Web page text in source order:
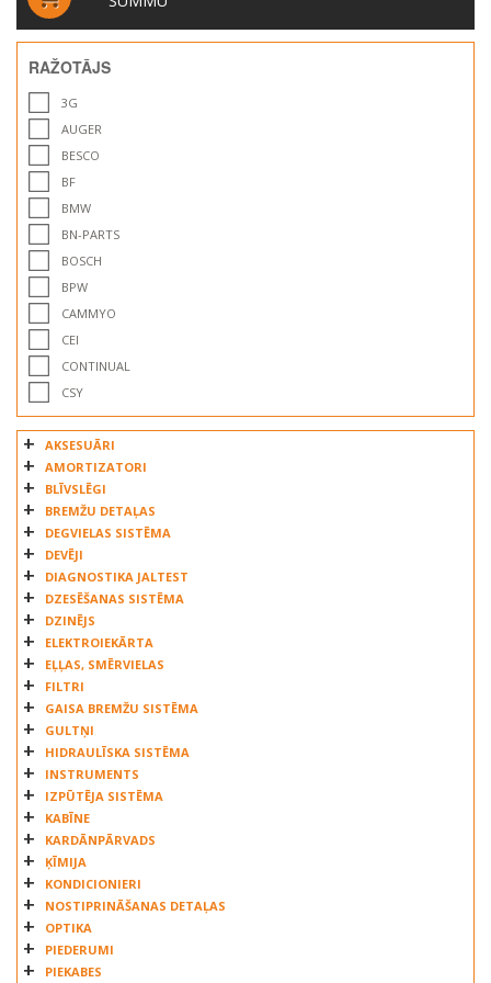
RAŽOTĀJS
3G
AUGER
BESCO
BF
BMW
BN-PARTS
BOSCH
BPW
CAMMYO
CEI
CONTINUAL
CSY
DAF
DELVE 2
DIESEL TECHNIC
FAST
FEBI
GHH
HOLGER
ILAWSKIE ZAKLADY
JURATEK
MAN
MANSONS
MEGA
MERCEDES
PE AUTOMOTIVE
PETERS
QUICK BRAKE
RABA
SAF
SAMPA
AKSESUĀRI
AMORTIZATORI
BLĪVSLĒGI
BREMŽU DETAĻAS
DEGVIELAS SISTĒMA
DEVĒJI
DIAGNOSTIKA JALTEST
DZESĒŠANAS SISTĒMA
DZINĒJS
ELEKTROIEKĀRTA
EĻĻAS, SMĒRVIELAS
FILTRI
GAISA BREMŽU SISTĒMA
GULTŅI
HIDRAULĪSKA SISTĒMA
INSTRUMENTS
IZPŪTĒJA SISTĒMA
KABĪNE
KARDĀNPĀRVADS
ĶĪMIJA
KONDICIONIERI
NOSTIPRINĀŠANAS DETAĻAS
OPTIKA
PIEDERUMI
PIEKABES